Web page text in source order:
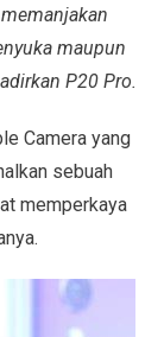
maupun
P20 Pro.
Camera yang
sebuah
memperkaya